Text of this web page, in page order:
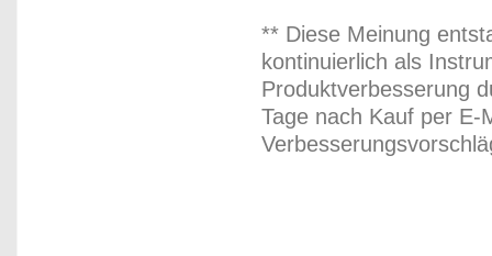
** Diese Meinung
kontinuierlich als
Produktverbesserung
Tage nach Kauf per E-